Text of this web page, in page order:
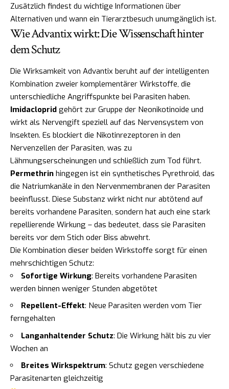
Zusätzlich findest du wichtige Informationen über
Alternativen und wann ein Tierarztbesuch unumgänglich ist.
Wie Advantix wirkt: Die Wissenschaft hinter
dem Schutz
Die Wirksamkeit von Advantix beruht auf der intelligenten
Kombination zweier komplementärer Wirkstoffe, die
unterschiedliche Angriffspunkte bei Parasiten haben.
Imidacloprid gehört zur Gruppe der Neonikotinoide und
wirkt als Nervengift speziell auf das Nervensystem von
Insekten. Es blockiert die Nikotinrezeptoren in den
Nervenzellen der Parasiten, was zu
Lähmungserscheinungen und schließlich zum Tod führt.
Permethrin hingegen ist ein synthetisches Pyrethroid, das
die Natriumkanäle in den Nervenmembranen der Parasiten
beeinflusst. Diese Substanz wirkt nicht nur abtötend auf
bereits vorhandene Parasiten, sondern hat auch eine stark
repellierende Wirkung – das bedeutet, dass sie Parasiten
bereits vor dem Stich oder Biss abwehrt.
Die Kombination dieser beiden Wirkstoffe sorgt für einen
mehrschichtigen Schutz:
Sofortige Wirkung: Bereits vorhandene Parasiten
werden binnen weniger Stunden abgetötet
Repellent-Effekt: Neue Parasiten werden vom Tier
ferngehalten
Langanhaltender Schutz: Die Wirkung hält bis zu vier
Wochen an
Breites Wirkspektrum: Schutz gegen verschiedene
Parasitenarten gleichzeitig